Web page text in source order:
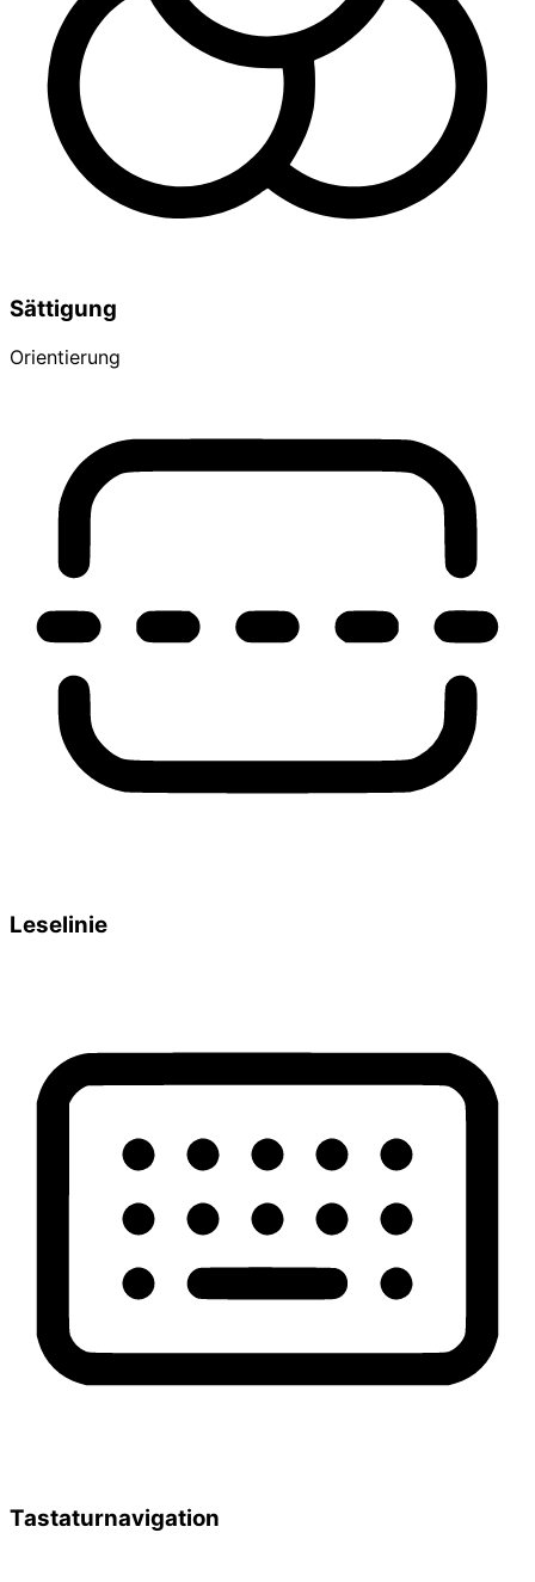
Sättigung
Orientierung
Leselinie
Tastaturnavigation